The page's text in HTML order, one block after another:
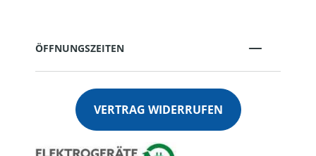
ÖFFNUNGSZEITEN
VERTRAG WIDERRUFEN